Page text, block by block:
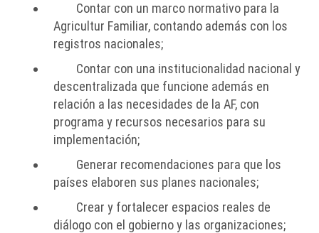
Contar con un marco normativo para la
Agricultur Familiar, contando además con los
registros nacionales;
Contar con una institucionalidad nacional y
descentralizada que funcione además en
relación a las necesidades de la AF, con
programa y recursos necesarios para su
implementación;
Generar recomendaciones para que los
países elaboren sus planes nacionales;
Crear y fortalecer espacios reales de
diálogo con el gobierno y las organizaciones;